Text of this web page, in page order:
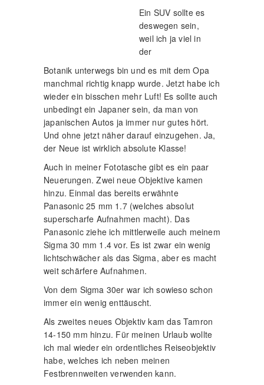
Ein SUV sollte es
deswegen sein,
weil ich ja viel in
der
Botanik unterwegs bin und es mit dem Opa
manchmal richtig knapp wurde. Jetzt habe ich
wieder ein bisschen mehr Luft! Es sollte auch
unbedingt ein Japaner sein, da man von
japanischen Autos ja immer nur gutes hört.
Und ohne jetzt näher darauf einzugehen. Ja,
der Neue ist wirklich absolute Klasse!
Auch in meiner Fototasche gibt es ein paar
Neuerungen. Zwei neue Objektive kamen
hinzu. Einmal das bereits erwähnte
Panasonic 25 mm 1.7 (welches absolut
superscharfe Aufnahmen macht). Das
Panasonic ziehe ich mittlerweile auch meinem
Sigma 30 mm 1.4 vor. Es ist zwar ein wenig
lichtschwächer als das Sigma, aber es macht
weit schärfere Aufnahmen.
Von dem Sigma 30er war ich sowieso schon
immer ein wenig enttäuscht.
Als zweites neues Objektiv kam das Tamron
14-150 mm hinzu. Für meinen Urlaub wollte
ich mal wieder ein ordentliches Reiseobjektiv
habe, welches ich neben meinen
Festbrennweiten verwenden kann.